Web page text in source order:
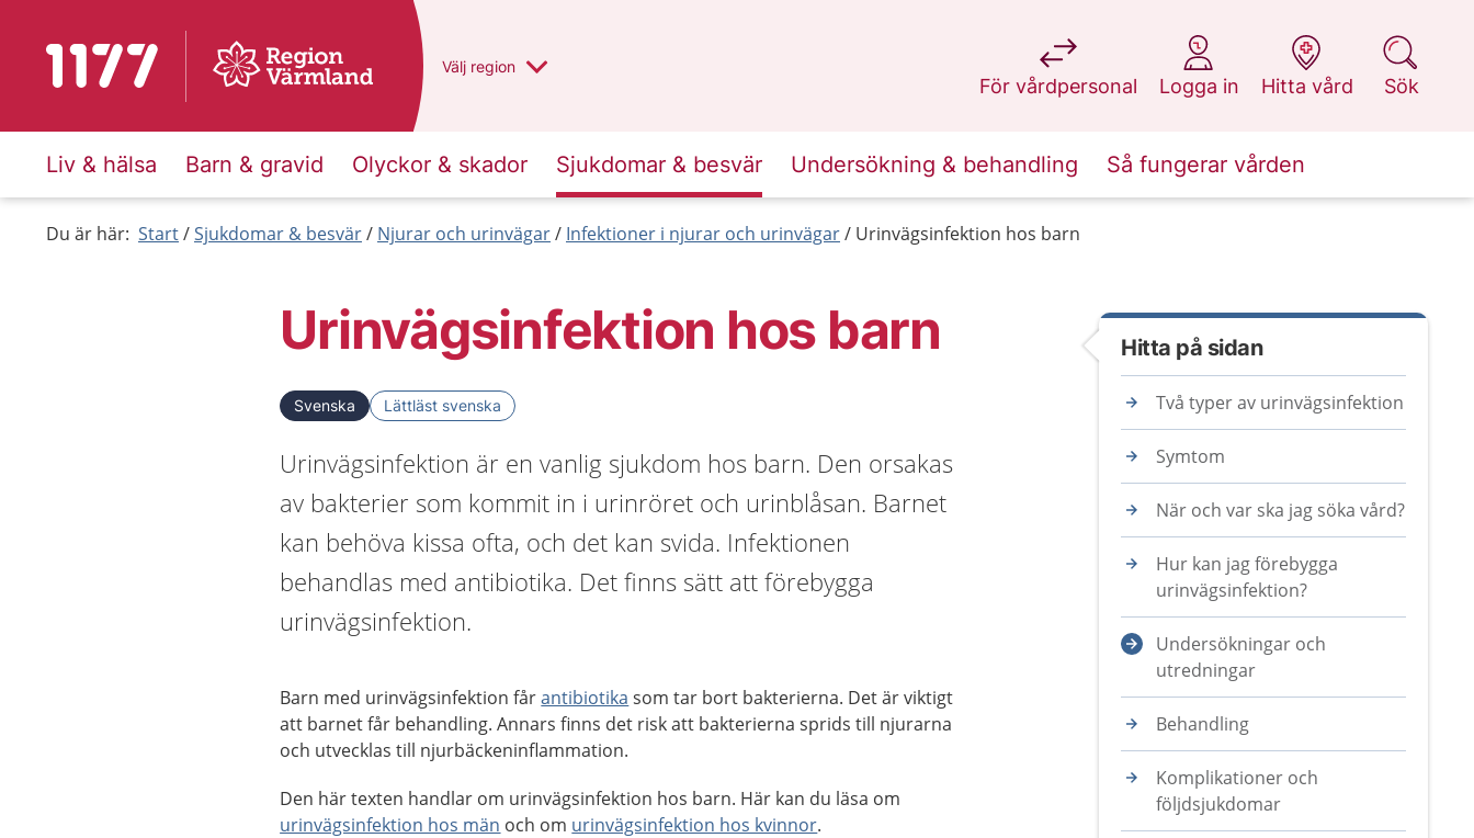
Till startsidan för 1177 Du har valt region
Välj en annan
region
För vårdpersonal
på 1177.se
Logga in
på 1177.se
Hitta vård
på 1177.se
Sök
på 1177.se
Liv & hälsa Barn & gravid Olyckor & skador Sjukdomar & besvär Undersökning & behandling Så fungerar vården
Du är här: Start Sjukdomar & besvär Njurar och urinvägar Infektioner i njurar och urinvägar Urinvägsinfektion hos barn
Urinvägsinfektion hos barn
Svenska Lättläst svenska
Urinvägsinfektion är en vanlig sjukdom hos barn. Den orsakas
av bakterier som kommit in i urinröret och urinblåsan. Barnet
kan behöva kissa ofta, och det kan svida. Infektionen
behandlas med antibiotika. Det finns sätt att förebygga
urinvägsinfektion.
Barn med urinvägsinfektion fårantibiotika som tar bort bakterierna. Det är viktigt
att barnet får behandling. Annars finns det risk att bakterierna sprids till njurarna
och utvecklas till njurbäckeninflammation.
Den här texten handlar om urinvägsinfektion hos barn. Här kan du läsa om
urinvägsinfektion hos män och om urinvägsinfektion hos kvinnor.
Hitta på sidan
Två typer av urinvägsinfektion
Symtom
När och var ska jag söka vård?
Hur kan jag förebygga
urinvägsinfektion?
Undersökningar och
utredningar
Behandling
Komplikationer och
följdsjukdomar